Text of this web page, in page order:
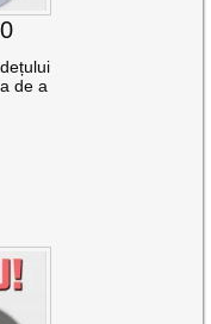
de a